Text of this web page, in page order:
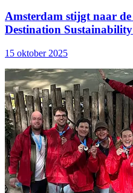
Amsterdam stijgt naar
Destination
15 oktober 2025